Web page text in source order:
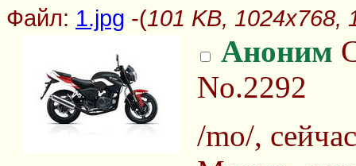
Файл: 1.jpg -(101 KB, 1024x768,
Аноним
No.2292
/mo/,